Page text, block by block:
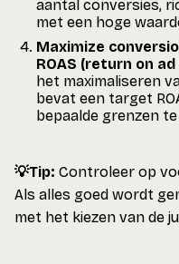
aantal conversies,
met een hoge
Maximize
ROAS (return on ad
het maximaliseren
bevat een target
bepaalde grenzen
💡Tip: Controleer op
Als alles goed wordt
met het kiezen van de